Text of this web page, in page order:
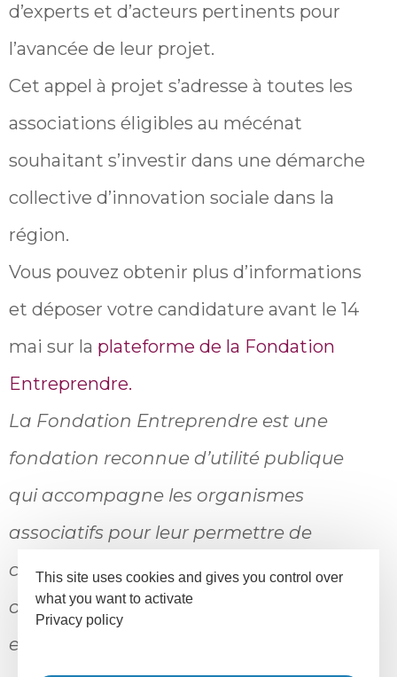
d’experts et d’acteurs pertinents pour
l’avancée de leur projet.
Cet appel à projet s’adresse à toutes les
associations éligibles au mécénat
souhaitant s’investir dans une démarche
collective d’innovation sociale dans la
région.
Vous pouvez obtenir plus d’informations
et déposer votre candidature avant le 14
mai sur la plateforme de la Fondation
Entreprendre.
La Fondation Entreprendre est une
fondation reconnue d’utilité publique
qui accompagne les organismes
associatifs pour leur permettre de
croître et de se professionnaliser. Son
objectif est de favoriser la cause
entrepreneuriale.
This site uses cookies and gives you control over
what you want to activate
Privacy policy